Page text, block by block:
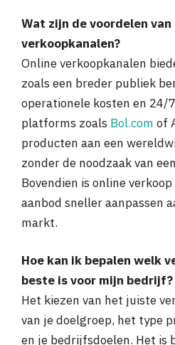
Wat zijn de voordelen van
verkoopkanalen?
Online verkoopkanalen
zoals een breder publiek
operationele kosten en 24/
platforms zoals Bol.com of
producten aan een
zonder de noodzaak van
Bovendien is online
aanbod sneller aanpassen
markt.
Hoe kan ik bepalen welk
beste is voor mijn bedrijf?
Het kiezen van het juiste
van je doelgroep, het type
en je bedrijfsdoelen. Het is